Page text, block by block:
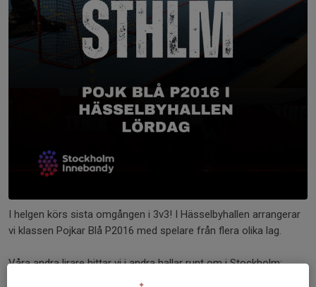
I helgen körs sista omgången i 3v3! I Hässelbyhallen arrangerar
vi klassen Pojkar Blå P2016 med spelare från flera olika lag.
Våra andra lirare hittar vi i andra hallar runt om i Stockholm: